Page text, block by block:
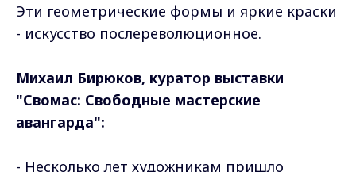
Эти геометрические формы и яркие краски
- искусство послереволюционное.
Михаил Бирюков, куратор выставки
"Свомас: Свободные мастерские
авангарда":
- Несколько лет художникам пришло